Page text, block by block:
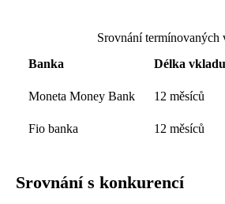
Srovnání termínovaných
Banka
Délka vkladu
Moneta Money Bank 12 měsíců
Fio banka 12 měsíců
Srovnání s konkurencí